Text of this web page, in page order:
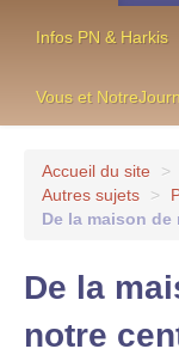
Infos PN & Harkis
Vous et
Accueil du site >
Autres sujets
>
De la maison
De la
notre